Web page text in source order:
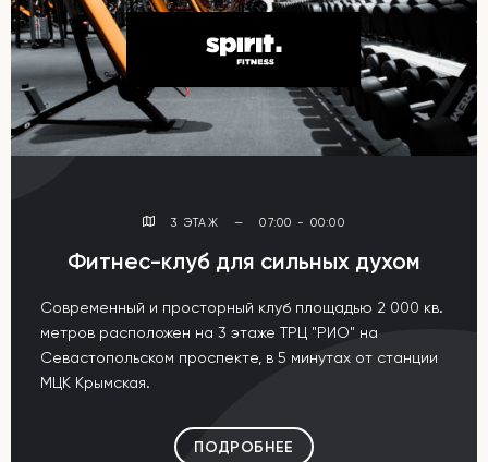
3 ЭТАЖ — 07:00 - 00:00
Фитнес-клуб для сильных духом
Современный и просторный клуб площадью 2 000 кв.
метров расположен на 3 этаже ТРЦ "РИО" на
Севастопольском проспекте, в 5 минутах от станции
МЦК Крымская.
ПОДРОБНЕЕ